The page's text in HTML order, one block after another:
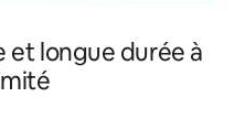
et longue durée à